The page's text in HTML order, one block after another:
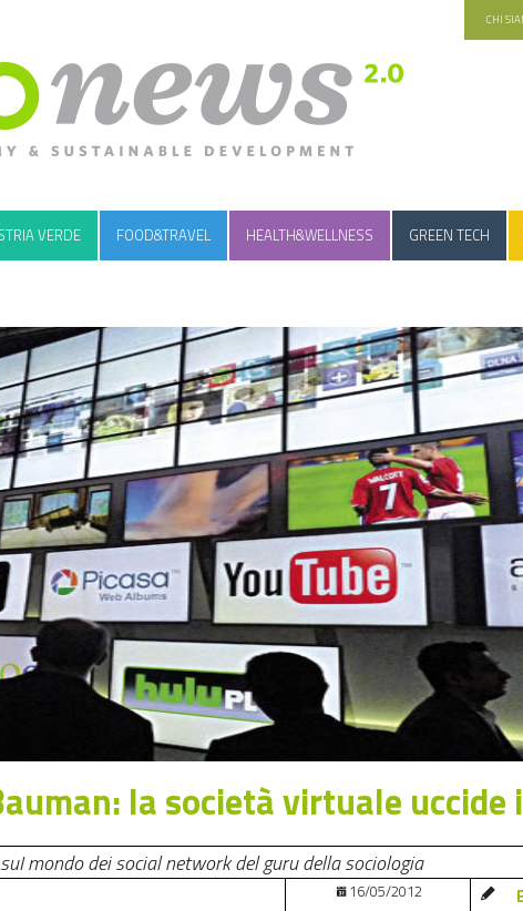
CHI
VERDE FOOD&TRAVEL HEALTH&WELLNESS GREEN TECH
la società virtuale
mondo dei social network del guru della sociologia
16/05/2012